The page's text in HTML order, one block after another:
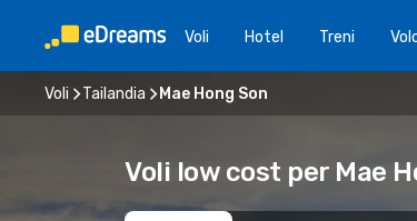
Voli Hotel Treni
Voli Tailandia Mae Hong Son
Voli low cost per Mae